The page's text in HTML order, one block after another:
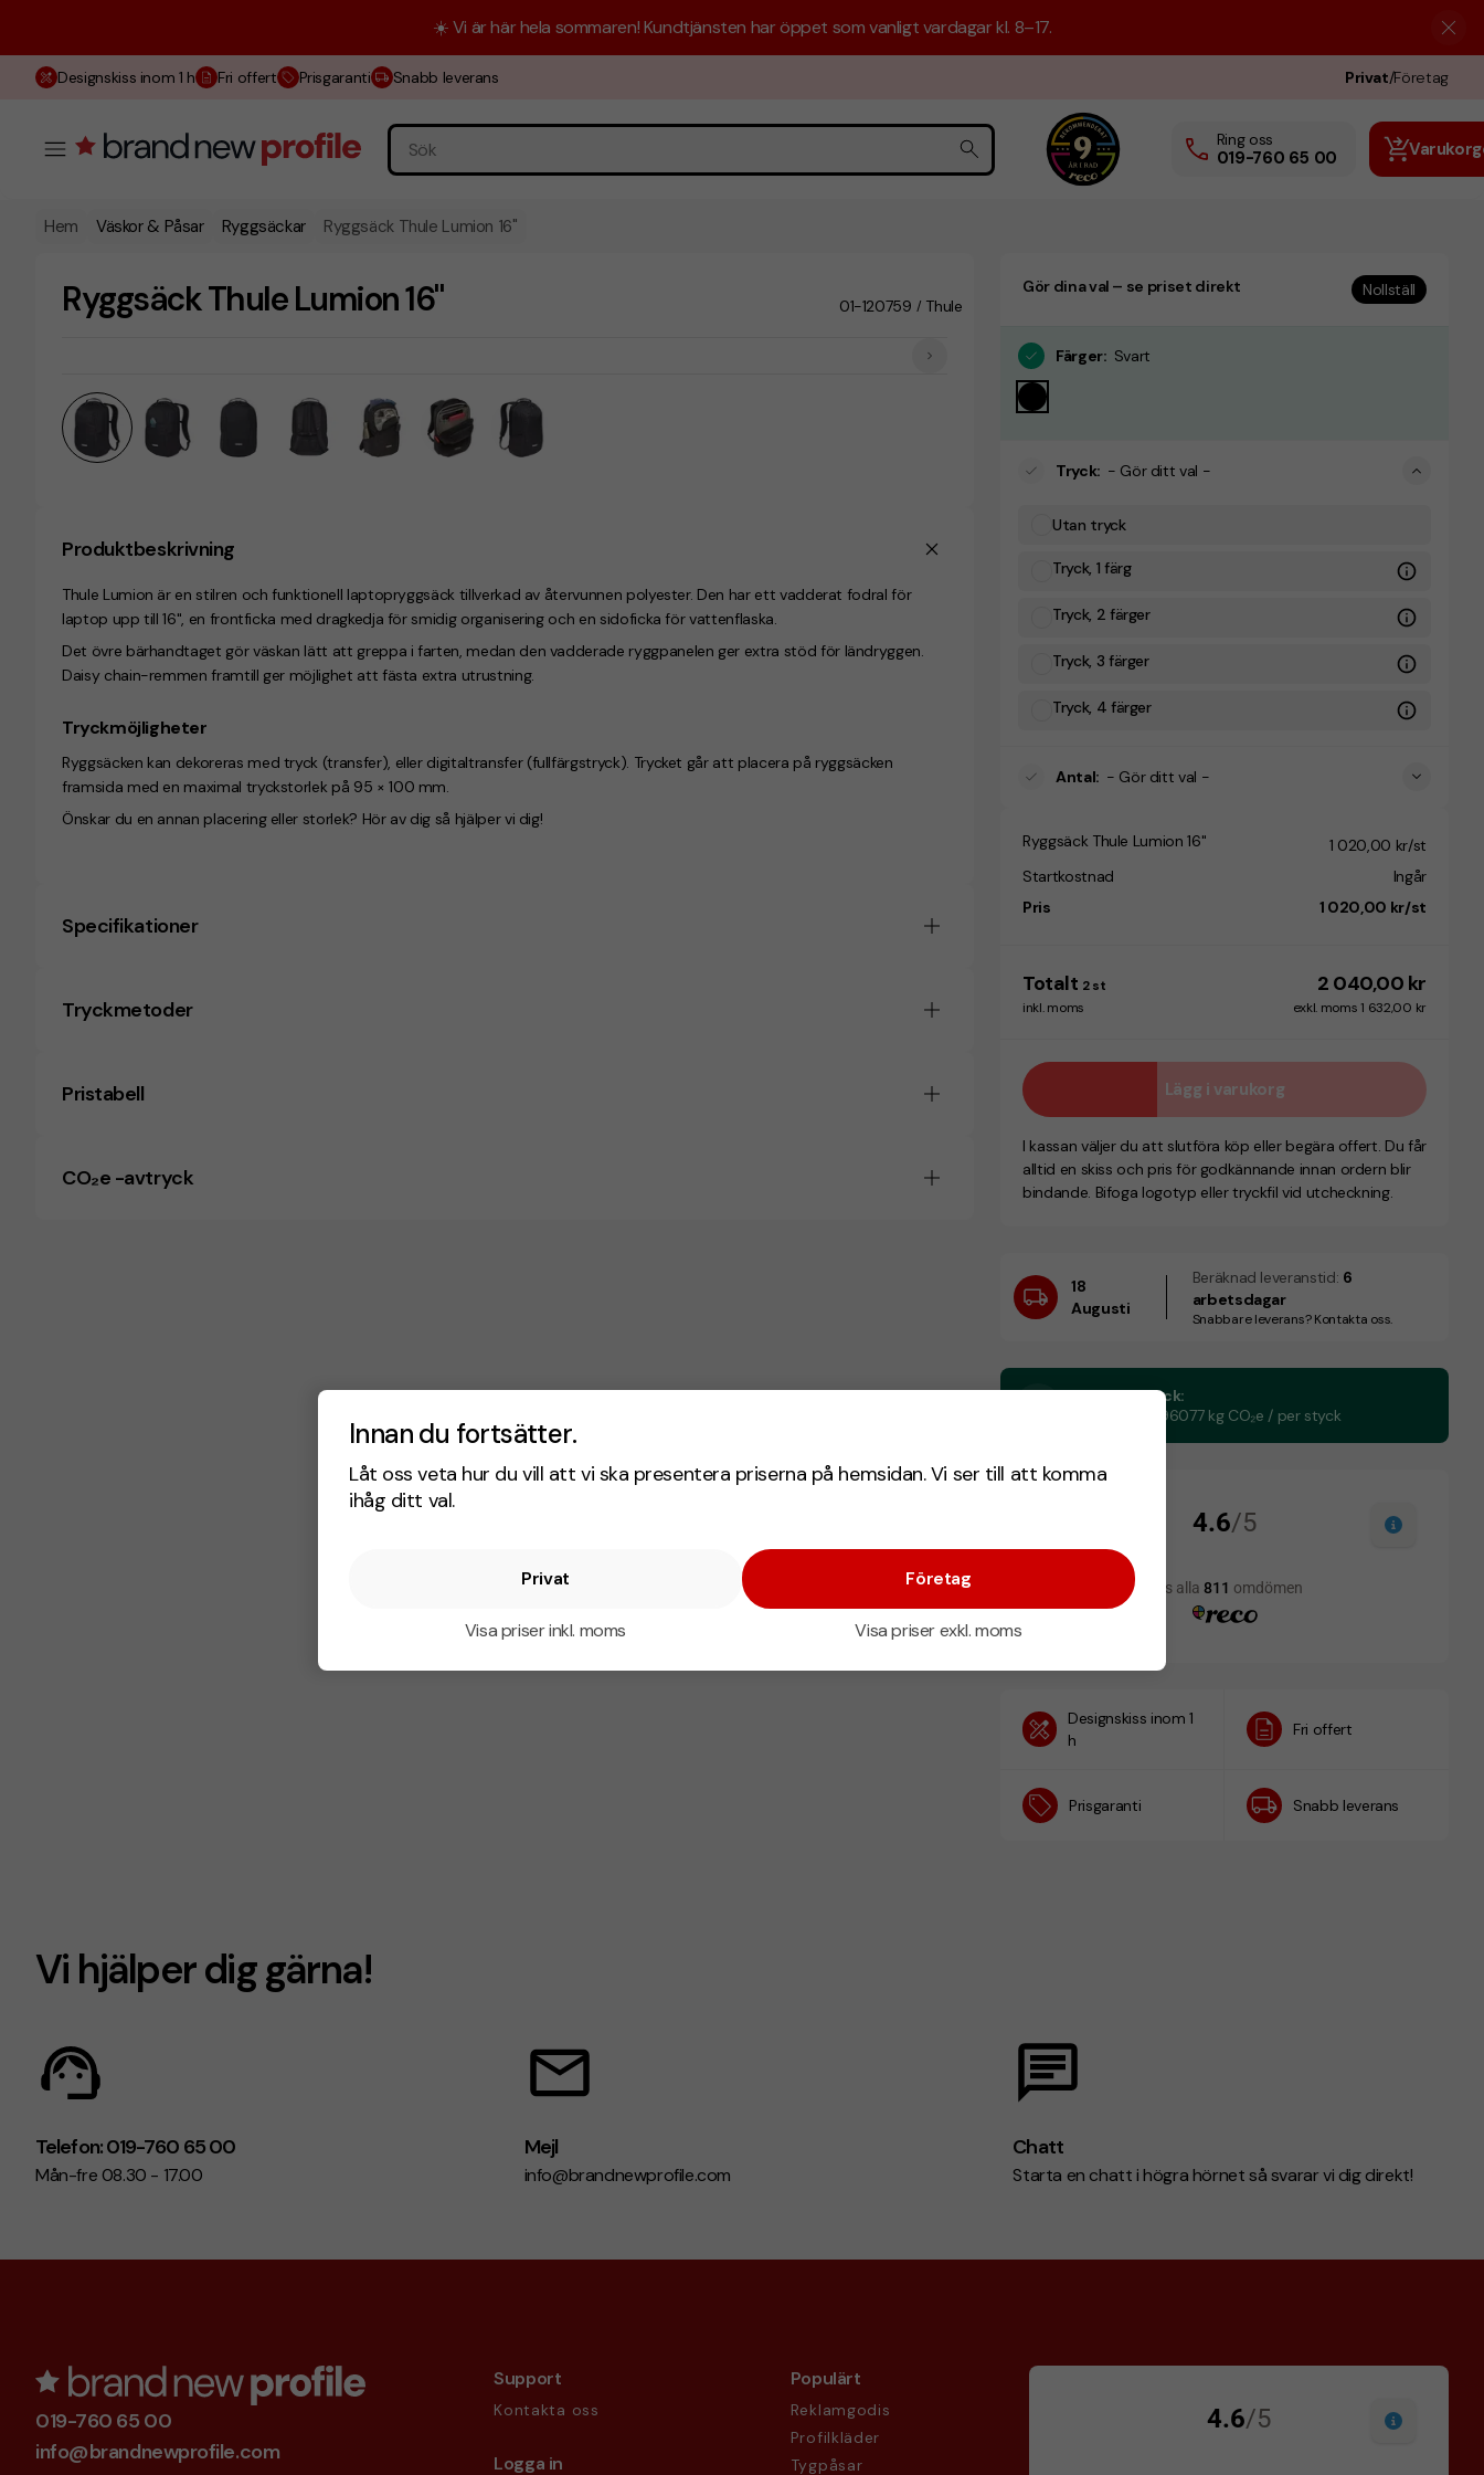
Innan du fortsätter.
Låt oss veta hur du vill att vi ska presentera priserna på hemsidan. Vi ser till att komma
ihåg ditt val.
Privat
Visa priser inkl. moms
Företag
Visa priser exkl. moms
☀️ Vi är här hela sommaren! Kundtjänsten har öppet som vanligt vardagar kl. 8–17.
Designskiss inom 1 h Fri offert Prisgaranti Snabb leverans Privat/Företag
Ring oss
019-760 65 00
Hem Väskor & Påsar Ryggsäckar Ryggsäck Thule Lumion 16"
Ryggsäck Thule Lumion 16" 01-120759 / Thule
Produktbeskrivning
Thule Lumion är en stilren och funktionell laptopryggsäck tillverkad av återvunnen polyester. Den har ett vadderat fodral för
laptop upp till 16", en frontficka med dragkedja för smidig organisering och en sidoficka för vattenflaska.
Det övre bärhandtaget gör väskan lätt att greppa i farten, medan den vadderade ryggpanelen ger extra stöd för ländryggen.
Daisy chain-remmen framtill ger möjlighet att fästa extra utrustning.
Tryckmöjligheter
Ryggsäcken kan dekoreras med tryck (transfer), eller digitaltransfer (fullfärgstryck). Trycket går att placera på ryggsäcken
framsida med en maximal tryckstorlek på 95 × 100 mm.
Önskar du en annan placering eller storlek? Hör av dig så hjälper vi dig!
Specifikationer
Tryckmetoder
Pristabell
CO₂e -avtryck
Gör dina val – se priset direkt Nollställ
Färger: Svart
Tryck: - Gör ditt val -
Utan tryck
Tryck, 1 färg
Tryck, 2 färger
Tryck, 3 färger
Tryck, 4 färger
Antal: - Gör ditt val -
Ryggsäck Thule Lumion 16"
1 020,00 kr/st
Startkostnad
Ingår
Pris
1 020,00 kr/st
Totalt 2 st 2 040,00 kr
inkl. moms exkl. moms 1 632,00 kr
Lägg i varukorg
I kassan väljer du att slutföra köp eller begära offert. Du får
alltid en skiss och pris för godkännande innan ordern blir
bindande. Bifoga logotyp eller tryckfil vid utcheckning.
18
Augusti
Beräknad leveranstid: 6
arbetsdagar
Snabbare leverans? Kontakta oss.
CO₂e -avtryck:
4,74371087296077 kg CO₂e / per styck
Designskiss inom 1
h
Fri offert
Prisgaranti Snabb leverans
Vi hjälper dig gärna!
Telefon: 019-760 65 00
Mån-fre 08.30 - 17.00
Mejl
info@brandnewprofile.com
Chatt
Starta en chatt i högra hörnet så svarar vi dig direkt!
019-760 65 00
info@brandnewprofile.com
Support
Kontakta oss
Logga in
Populärt
Reklamgodis
Profilkläder
Tygpåsar